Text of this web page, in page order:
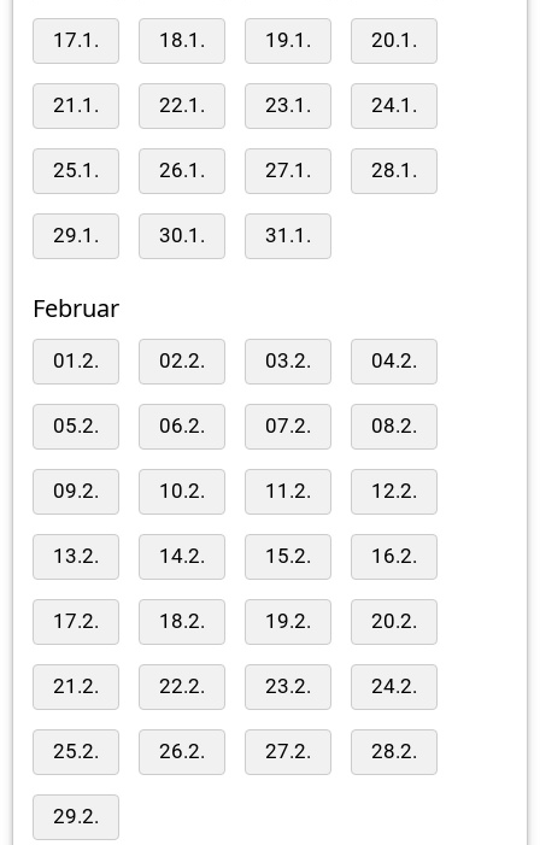
17.1. 18.1. 19.1. 20.1.
21.1. 22.1. 23.1. 24.1.
25.1. 26.1. 27.1. 28.1.
29.1. 30.1. 31.1.
Februar
01.2. 02.2. 03.2. 04.2.
05.2. 06.2. 07.2. 08.2.
09.2. 10.2. 11.2. 12.2.
13.2. 14.2. 15.2. 16.2.
17.2. 18.2. 19.2. 20.2.
21.2. 22.2. 23.2. 24.2.
25.2. 26.2. 27.2. 28.2.
29.2.